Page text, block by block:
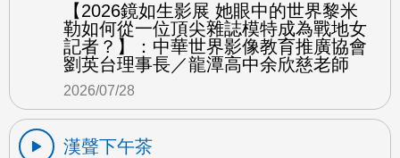
【2026鏡如生影展 她眼中的世界黎米
勒如何從一位頂尖雜誌模特成為戰地女
記者？】：中華世界影像教育推廣協會
劉英台理事長／龍潭高中余欣慈老師
2026/07/28
漢聲下午茶